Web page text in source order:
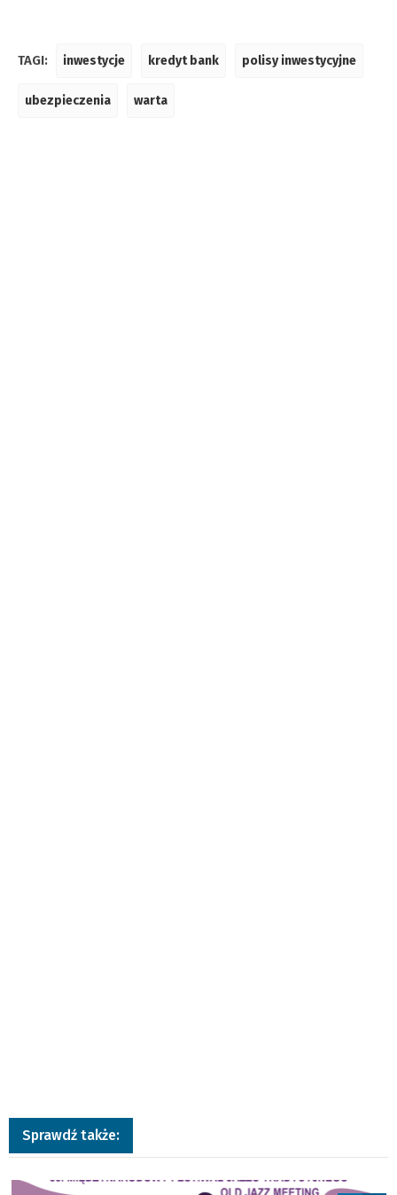
TAGI: inwestycje kredyt bank polisy inwestycyjne
ubezpieczenia warta
Sprawdź także:
a